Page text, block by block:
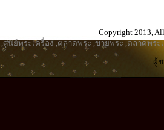
Copyright 2013,
,ศูนย์พระเครื่อง,ตลาดพระ ,ขายพระ ,ตลาดพระ
ผู้